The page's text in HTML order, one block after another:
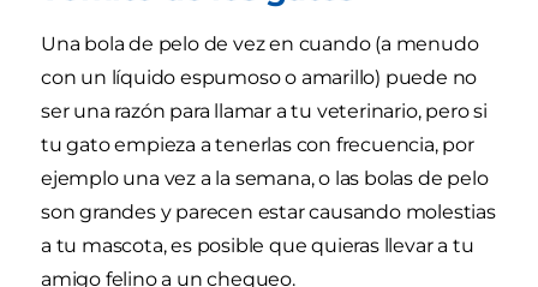
Una bola de pelo de vez en cuando (a menudo
con un líquido espumoso o amarillo) puede no
ser una razón para llamar a tu veterinario, pero si
tu gato empieza a tenerlas con frecuencia, por
ejemplo una vez a la semana, o las bolas de pelo
son grandes y parecen estar causando molestias
a tu mascota, es posible que quieras llevar a tu
amigo felino a un chequeo.